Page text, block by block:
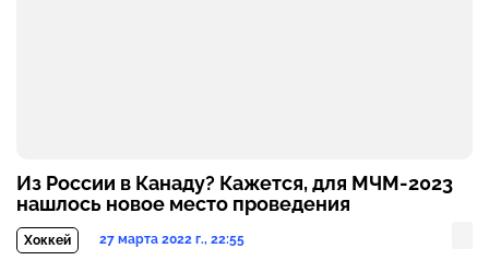
Из России в Канаду? Кажется, для МЧМ-2023
нашлось новое место проведения
Хоккей 27 марта 2022 г., 22:55